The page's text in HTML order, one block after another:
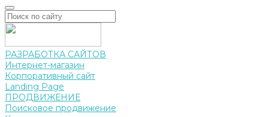
РАЗРАБОТКА САЙТОВ
Интернет-магазин
Корпоративный сайт
Landing Page
ПРОДВИЖЕНИЕ
Поисковое продвижение